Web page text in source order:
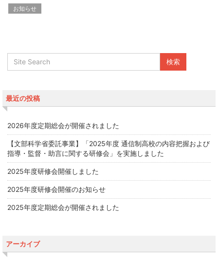
お知らせ
最近の投稿
2026年度定期総会が開催されました
【文部科学省委託事業】「2025年度 通信制高校の内容把握および
指導・監督・助言に関する研修会」を実施しました
2025年度研修会開催しました
2025年度研修会開催のお知らせ
2025年度定期総会が開催されました
アーカイブ